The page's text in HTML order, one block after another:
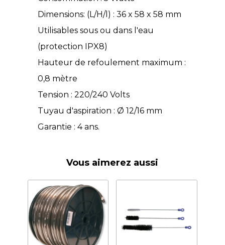
Dimensions: (L/H/l) : 36 x 58 x 58 mm
Utilisables sous ou dans l'eau
(protection IPX8)
Hauteur de refoulement maximum :
0,8 mètre
Tension : 220/240 Volts
Tuyau d'aspiration : Ø 12/16 mm
Garantie : 4 ans.
Vous aimerez aussi